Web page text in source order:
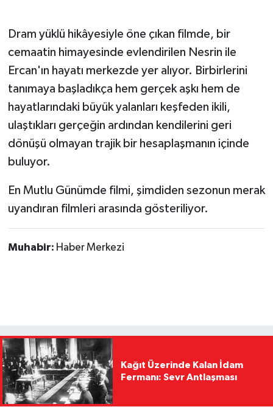
Dram yüklü hikâyesiyle öne çıkan filmde, bir
cemaatin himayesinde evlendirilen Nesrin ile
Ercan'ın hayatı merkezde yer alıyor. Birbirlerini
tanımaya başladıkça hem gerçek aşkı hem de
hayatlarındaki büyük yalanları keşfeden ikili,
ulaştıkları gerçeğin ardından kendilerini geri
dönüşü olmayan trajik bir hesaplaşmanın içinde
buluyor.
En Mutlu Günümde filmi, şimdiden sezonun merak
uyandıran filmleri arasında gösteriliyor.
Muhabir: Haber Merkezi
Kağıt Üzerinde Kalan İdam
Fermanı: Sevr Antlaşması